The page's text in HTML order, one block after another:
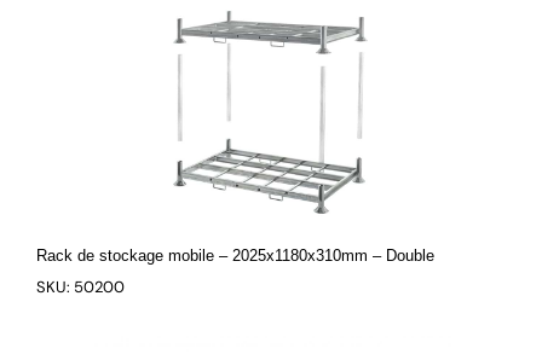
Rack de stockage mobile – 2025x1180x310mm – Double
SKU: 50200